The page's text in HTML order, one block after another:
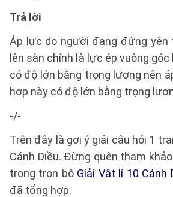
Trả lời
Áp lực do người đang đứng yên
lên sàn chính là lực ép vuông
có độ lớn bằng trọng lượng nên
hợp này có độ lớn bằng trọng
-/-
Trên đây là gợi ý giải câu hỏi 1
Cánh Diều. Đừng quên tham
trong trọn bộ Giải Vật lí 10 Cánh
đã tổng hợp.